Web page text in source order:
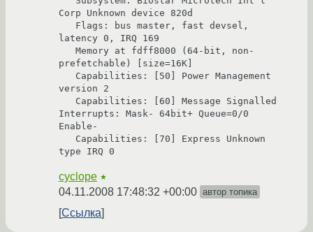
Corp Unknown device 820d
latency 0, IRQ 169
prefetchable) [size=16K]
version 2
Interrupts: Mask- 64bit+ Queue=0/0
Enable-
cyclope ★
04.11.2008 17:48:32 +00:00 автор топика
Ссылка